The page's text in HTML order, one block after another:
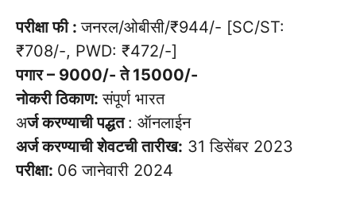
परीक्षा फी :जनरल/ओबीसी/₹944/- [SC/ST:
₹708/-, PWD: ₹472/-]
पगार – 9000/- ते 15000/-
नोकरी ठिकाण:संपूर्ण भारत
अर्ज करण्याची पद्धत: ऑनलाईन
अर्ज करण्याची शेवटची तारीख: 31 डिसेंबर 2023
परीक्षा: 06 जानेवारी 2024